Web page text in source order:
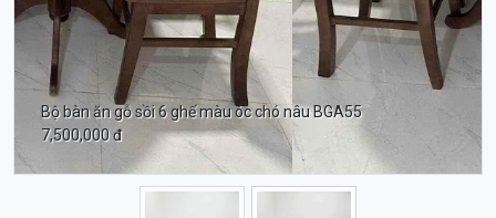
Bộ bàn ăn gỗ sồi 6 ghế màu óc chó nâu BGA55
7,500,000 đ